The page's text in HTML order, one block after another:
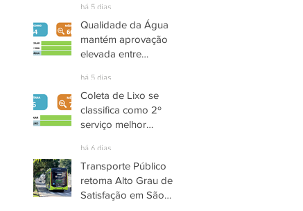
há 5 dias
Qualidade da Água
mantém aprovação
elevada entre
há 5 dias
Coleta de Lixo se
classifica como 2º
serviço melhor
de Parnaíba
há 6 dias
Transporte Público
retoma Alto Grau de
Satisfação em São